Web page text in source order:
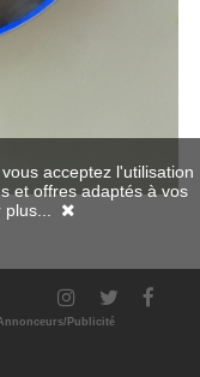
Publicité
acceptez l'utilisation
et offres adaptés à vos